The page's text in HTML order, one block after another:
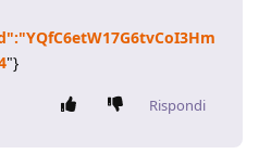
"}
Rispondi